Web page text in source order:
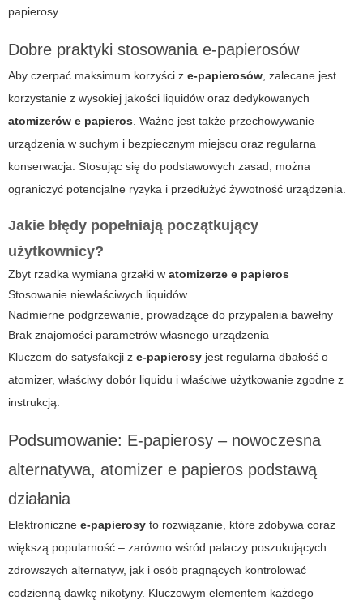
papierosy.
Dobre praktyki stosowania e-papierosów
Aby czerpać maksimum korzyści z e-papierosów , zalecane jest
korzystanie z wysokiej jakości liquidów oraz dedykowanych
atomizerów e papieros . Ważne jest także przechowywanie
urządzenia w suchym i bezpiecznym miejscu oraz regularna
konserwacja. Stosując się do podstawowych zasad, można
ograniczyć potencjalne ryzyka i przedłużyć żywotność urządzenia.
Jakie błędy popełniają początkujący
użytkownicy?
Zbyt rzadka wymiana grzałki w atomizerze e papieros
Stosowanie niewłaściwych liquidów
Nadmierne podgrzewanie, prowadzące do przypalenia bawełny
Brak znajomości parametrów własnego urządzenia
Kluczem do satysfakcji z e-papierosy jest regularna dbałość o
atomizer, właściwy dobór liquidu i właściwe użytkowanie zgodne z
instrukcją.
Podsumowanie: E-papierosy – nowoczesna
alternatywa, atomizer e papieros podstawą
działania
Elektroniczne e-papierosy to rozwiązanie, które zdobywa coraz
większą popularność – zarówno wśród palaczy poszukujących
zdrowszych alternatyw, jak i osób pragnących kontrolować
codzienną dawkę nikotyny. Kluczowym elementem każdego